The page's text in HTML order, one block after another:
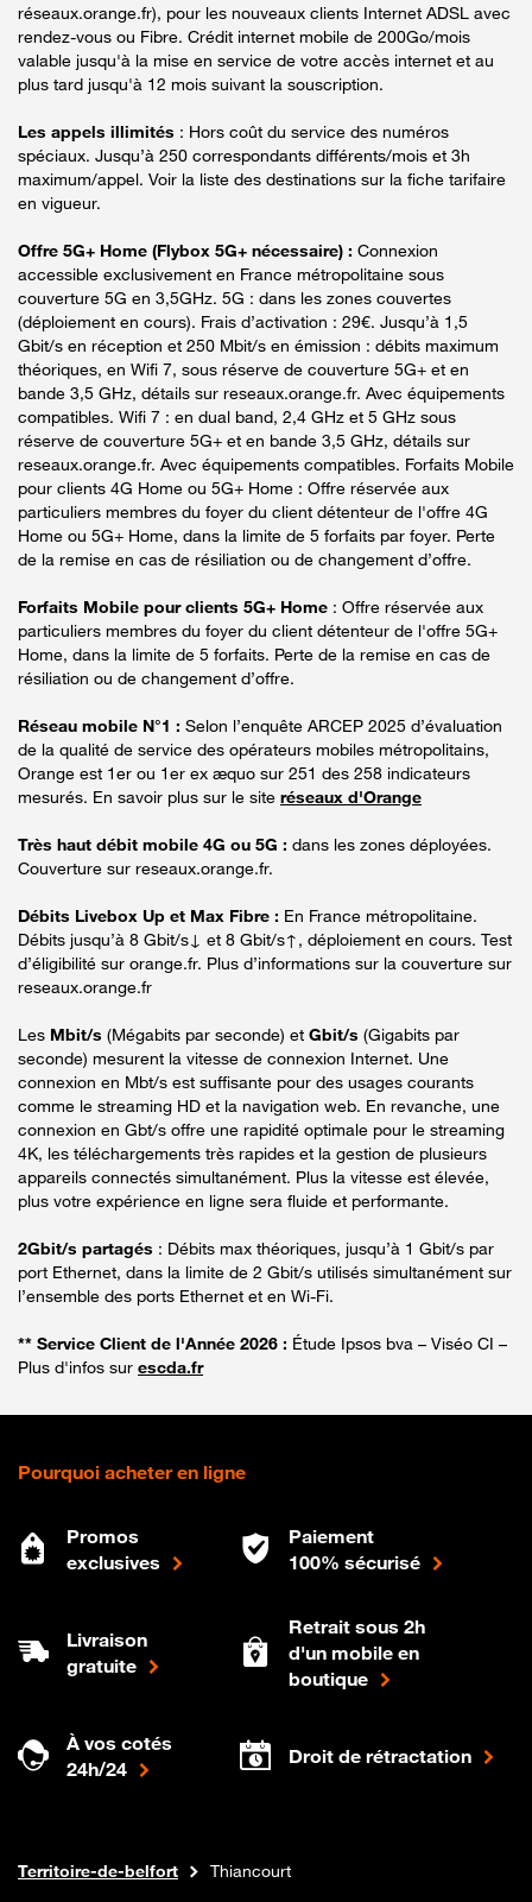
réseaux.orange.fr), pour les nouveaux clients Internet ADSL avec
rendez-vous ou Fibre. Crédit internet mobile de 200Go/mois
valable jusqu'à la mise en service de votre accès internet et au
plus tard jusqu'à 12 mois suivant la souscription.
Les appels illimités : Hors coût du service des numéros
spéciaux. Jusqu’à 250 correspondants différents/mois et 3h
maximum/appel. Voir la liste des destinations sur la fiche tarifaire
en vigueur.
Offre 5G+ Home (Flybox 5G+ nécessaire) : Connexion
accessible exclusivement en France métropolitaine sous
couverture 5G en 3,5GHz. 5G : dans les zones couvertes
(déploiement en cours). Frais d’activation : 29€. Jusqu’à 1,5
Gbit/s en réception et 250 Mbit/s en émission : débits maximum
théoriques, en Wifi 7, sous réserve de couverture 5G+ et en
bande 3,5 GHz, détails sur reseaux.orange.fr. Avec équipements
compatibles. Wifi 7 : en dual band, 2,4 GHz et 5 GHz sous
réserve de couverture 5G+ et en bande 3,5 GHz, détails sur
reseaux.orange.fr. Avec équipements compatibles. Forfaits Mobile
pour clients 4G Home ou 5G+ Home : Offre réservée aux
particuliers membres du foyer du client détenteur de l'offre 4G
Home ou 5G+ Home, dans la limite de 5 forfaits par foyer. Perte
de la remise en cas de résiliation ou de changement d’offre.
Forfaits Mobile pour clients 5G+ Home : Offre réservée aux
particuliers membres du foyer du client détenteur de l'offre 5G+
Home, dans la limite de 5 forfaits. Perte de la remise en cas de
résiliation ou de changement d’offre.
Réseau mobile N°1 : Selon l’enquête ARCEP 2025 d’évaluation
de la qualité de service des opérateurs mobiles métropolitains,
Orange est 1er ou 1er ex æquo sur 251 des 258 indicateurs
mesurés. En savoir plus sur le site réseaux d'Orange
Très haut débit mobile 4G ou 5G : dans les zones déployées.
Couverture sur reseaux.orange.fr.
Débits Livebox Up et Max Fibre : En France métropolitaine.
Débits jusqu’à 8 Gbit/s↓ et 8 Gbit/s↑, déploiement en cours. Test
d’éligibilité sur orange.fr. Plus d’informations sur la couverture sur
reseaux.orange.fr
Les Mbit/s (Mégabits par seconde) et Gbit/s (Gigabits par
seconde) mesurent la vitesse de connexion Internet. Une
connexion en Mbt/s est suffisante pour des usages courants
comme le streaming HD et la navigation web. En revanche, une
connexion en Gbt/s offre une rapidité optimale pour le streaming
4K, les téléchargements très rapides et la gestion de plusieurs
appareils connectés simultanément. Plus la vitesse est élevée,
plus votre expérience en ligne sera fluide et performante.
2Gbit/s partagés : Débits max théoriques, jusqu’à 1 Gbit/s par
port Ethernet, dans la limite de 2 Gbit/s utilisés simultanément sur
l’ensemble des ports Ethernet et en Wi-Fi.
** Service Client de l'Année 2026 : Étude Ipsos bva – Viséo CI –
Plus d'infos sur escda.fr
Pourquoi acheter en ligne
Promos
exclusives
Paiement
100% sécurisé
Livraison
gratuite
Retrait sous 2h
d'un mobile en
boutique
À vos cotés
24h/24
Droit de rétractation
Boutique Orange
Internet fibreBourgogne-franche-comte
Territoire-de-belfort Thiancourt